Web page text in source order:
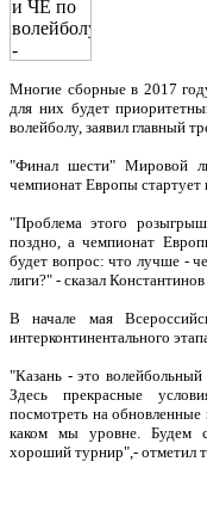
Многие сборные в 2017
для них будет
волейболу, заявил главный
"Финал шести" Мировой
чемпионат Европы стартует
"Проблема этого
поздно, а чемпионат
будет вопрос: что лучше -
лиги?" - сказал
В начале мая
интерконтинентального
"Казань - это волейбольный
Здесь прекрасные
посмотреть на
каком мы уровне. Будем
хороший турнир",- отметил